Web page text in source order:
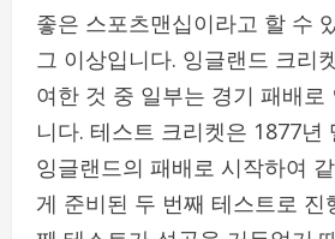
좋은 스포츠맨십이라고 할 수
그 이상입니다. 잉글랜드 크리
여한 것 중 일부는 경기 패배로
니다. 테스트 크리켓은 1877년
잉글랜드의 패배로 시작하여
게 준비된 두 번째 테스트로 진